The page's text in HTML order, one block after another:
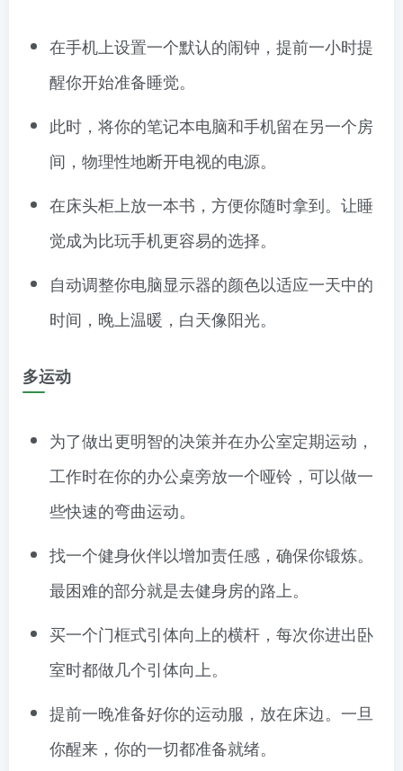
在手机上设置一个默认的闹钟，提前一小时提
醒你开始准备睡觉。
此时，将你的笔记本电脑和手机留在另一个房
间，物理性地断开电视的电源。
在床头柜上放一本书，方便你随时拿到。让睡
觉成为比玩手机更容易的选择。
自动调整你电脑显示器的颜色以适应一天中的
时间，晚上温暖，白天像阳光。
多运动
为了做出更明智的决策并在办公室定期运动，
工作时在你的办公桌旁放一个哑铃，可以做一
些快速的弯曲运动。
找一个健身伙伴以增加责任感，确保你锻炼。
最困难的部分就是去健身房的路上。
买一个门框式引体向上的横杆，每次你进出卧
室时都做几个引体向上。
提前一晚准备好你的运动服，放在床边。一旦
你醒来，你的一切都准备就绪。